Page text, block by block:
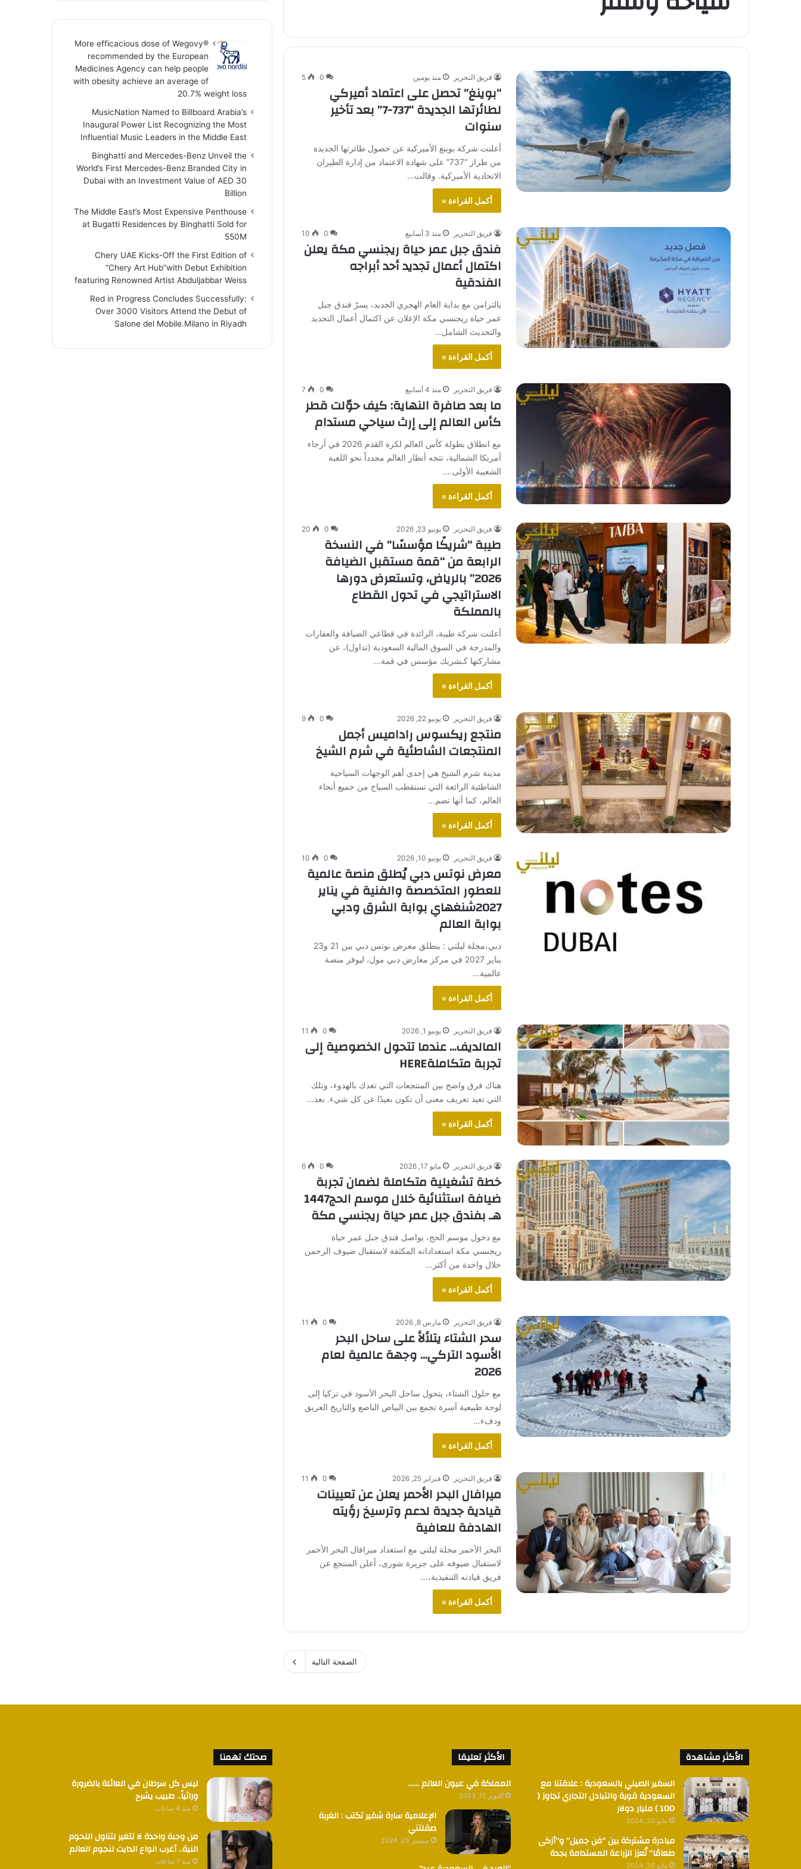
فريق التحرير منذ يومين 0
5
“بوينغ” تحصل على اعتماد أميركي
لطائرتها الجديدة “737-7” بعد تأخير
سنوات
أعلنت شركة بوينغ الأميركية عن حصول طائرتها الجديدة
من طراز “737” على شهادة الاعتماد من إدارة الطيران
الاتحادية الأميركية. وقالت…
أكمل القراءة »
فريق التحرير منذ 3 أسابيع 0
10
فندق جبل عمر حياة ريجنسي مكة يعلن
اكتمال أعمال تجديد أحد أبراجه
الفندقية
بالتزامن مع بداية العام الهجري الجديد، يسرّ فندق جبل
عمر حياة ريجنسي مكة الإعلان عن اكتمال أعمال التجديد
والتحديث الشامل…
أكمل القراءة »
فريق التحرير منذ 4 أسابيع 0
7
ما بعد صافرة النهاية: كيف حوّلت قطر
كأس العالم إلى إرث سياحي مستدام
مع انطلاق بطولة كأس العالم لكرة القدم 2026 في أرجاء
أمريكا الشمالية، تتجه أنظار العالم مجدداً نحو اللعبة
الشعبية الأولى.…
أكمل القراءة »
فريق التحرير يونيو 23, 2026 0
20
طيبة “شريكًا مؤسسًا” في النسخة
الرابعة من “قمة مستقبل الضيافة
2026” بالرياض، وتستعرض دورها
الاستراتيجي في تحول القطاع
بالمملكة
أعلنت شركة طيبة، الرائدة في قطاعي الضيافة والعقارات
والمدرجة في السوق المالية السعودية (تداول)، عن
مشاركتها كـشريك مؤسس في قمة…
أكمل القراءة »
فريق التحرير يونيو 22, 2026 0
9
منتجع ريكسوس راداميس أجمل
المنتجعات الشاطئية في شرم الشيخ
مدينة شرم الشيخ هي إحدى أهم الوجهات السياحية
الشاطئية الرائعة التي تستقطب السياح من جميع أنحاء
العالم، كما أنها تضم…
أكمل القراءة »
فريق التحرير يونيو 10, 2026 0
10
معرض نوتس دبي يُطلق منصة عالمية
للعطور المتخصصة والفنية في يناير
2027شنغهاي بوابة الشرق ودبي
بوابة العالم
دبي،مجلة ليلتي : ينطلق معرض نوتس دبي بين 21 و23
يناير 2027 في مركز معارض دبي مول، ليوفر منصة
عالمية…
أكمل القراءة »
فريق التحرير يونيو 1, 2026 0
11
المالديف… عندما تتحول الخصوصية إلى
تجربة متكاملةHERE
هناك فرق واضح بين المنتجعات التي تعدك بالهدوء، وتلك
التي تعيد تعريف معنى أن تكون بعيدًا عن كل شيء. بعد…
أكمل القراءة »
فريق التحرير مايو 17, 2026 0
6
خطة تشغيلية متكاملة لضمان تجربة
ضيافة استثنائية خلال موسم الحج1447
هـ بفندق جبل عمر حياة ريجنسي مكة
مع دخول موسم الحج، يواصل فندق جبل عمر حياة
ريجنسي مكة استعداداته المكثفة لاستقبال ضيوف الرحمن
خلال واحدة من أكثر…
أكمل القراءة »
فريق التحرير مارس 8, 2026 0
11
سحر الشتاء يتلألأ على ساحل البحر
الأسود التركي… وجهة عالمية لعام
2026
مع حلول الشتاء، يتحول ساحل البحر الأسود في تركيا إلى
لوحة طبيعية آسرة تجمع بين البياض الناصع والتاريخ العريق
ودفء…
أكمل القراءة »
فريق التحرير فبراير 25, 2026 0
11
ميرافال البحر الأحمر يعلن عن تعيينات
قيادية جديدة لدعم وترسيخ رؤيته
الهادفة للعافية
البحر الأحمر مجلة ليلتي مع استعداد ميرافال البحر الأحمر
لاستقبال ضيوفه على جزيرة شورى، أعلن المنتجع عن
فريق قيادته التنفيذية،…
أكمل القراءة »
الصفحة التالية
More efficacious dose of Wegovy®️
recommended by the European
Medicines Agency can help people
with obesity achieve an average of
20.7% weight loss
MusicNation Named to Billboard Arabia’s
Inaugural Power List Recognizing the Most
Influential Music Leaders in the Middle East
Binghatti and Mercedes-Benz Unveil the
World’s First Mercedes-Benz Branded City in
Dubai with an Investment Value of AED 30
Billion
The Middle East’s Most Expensive Penthouse
at Bugatti Residences by Binghatti Sold for
550M
Chery UAE Kicks-Off the First Edition of
“Chery Art Hub”with Debut Exhibition
featuring Renowned Artist Abduljabbar Weiss
Red in Progress Concludes Successfully:
Over 3000 Visitors Attend the Debut of
Salone del Mobile.Milano in Riyadh
الأكثر مشاهدة
السفير الصيني بالسعودية : علاقتنا مع
السعودية قوية والتبادل التجاري تجاوز (
100 ) مليار دولار
مايو 20, 2024
مبادرة مشتركة بين “فن جميل” و”أزكى
طعامًا” تُعزز الزراعة المستدامة بجدة
مايو 26, 2024
الأكثر تعليقا
المملكة في عيون العالم ……
أكتوبر 12, 2023
الإعلامية سارة شقير تكتب : الغربة
صقلتني
سبتمبر 25, 2024
صحتك تهمنا
ليس كل سرطان في العائلة بالضرورة
وراثياً.. طبيب يشرح
منذ 4 ساعات
من وجبة واحدة لا تتغير لتناول اللحوم
النية.. أغرب انواع الدايت لنجوم العالم
منذ 7 ساعات